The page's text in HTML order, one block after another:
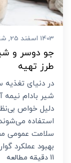
1403 اسفند 25, شنبه
جو دوسر و
طرز تهیه
در دنیای
شیر بادام نیمه
دلیل خواص
استفاده
سلامت عمومی
بهبود عملکرد
11 دقیقه مطالعه